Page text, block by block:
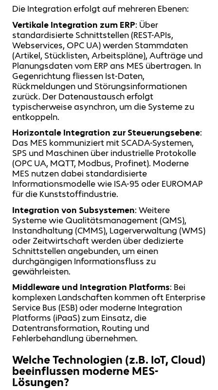
Die Integration erfolgt auf mehreren Ebenen:
Vertikale Integration zum ERP: Über
standardisierte Schnittstellen (REST-APIs,
Webservices, OPC UA) werden Stammdaten
(Artikel, Stücklisten, Arbeitspläne), Aufträge und
Planungsdaten vom ERP ans MES übertragen. In
Gegenrichtung fliessen Ist-Daten,
Rückmeldungen und Störungsinformationen
zurück. Der Datenaustausch erfolgt
typischerweise asynchron, um die Systeme zu
entkoppeln.
Horizontale Integration zur Steuerungsebene:
Das MES kommuniziert mit SCADA-Systemen,
SPS und Maschinen über industrielle Protokolle
(OPC UA, MQTT, Modbus, Profinet). Moderne
MES nutzen dabei standardisierte
Informationsmodelle wie ISA-95 oder EUROMAP
für die Kunststoffindustrie.
Integration von Subsystemen: Weitere
Systeme wie Qualitätsmanagement (QMS),
Instandhaltung (CMMS), Lagerverwaltung (WMS)
oder Zeitwirtschaft werden über dedizierte
Schnittstellen angebunden, um einen
durchgängigen Informationsfluss zu
gewährleisten.
Middleware und Integration Platforms: Bei
komplexen Landschaften kommen oft Enterprise
Service Bus (ESB) oder moderne Integration
Platforms (iPaaS) zum Einsatz, die
Datentransformation, Routing und
Fehlerbehandlung übernehmen.
Welche Technologien (z.B. IoT, Cloud)
beeinflussen moderne MES-
Lösungen?